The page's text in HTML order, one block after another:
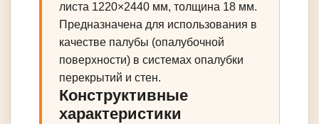
листа 1220×2440 мм, толщина 18 мм.
Предназначена для использования в
качестве палубы (опалубочной
поверхности) в системах опалубки
перекрытий и стен.
Конструктивные
характеристики